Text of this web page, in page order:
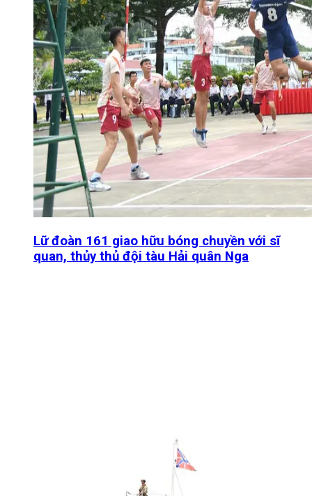
Lữ đoàn 161 giao hữu bóng chuyền với sĩ
quan, thủy thủ đội tàu Hải quân Nga